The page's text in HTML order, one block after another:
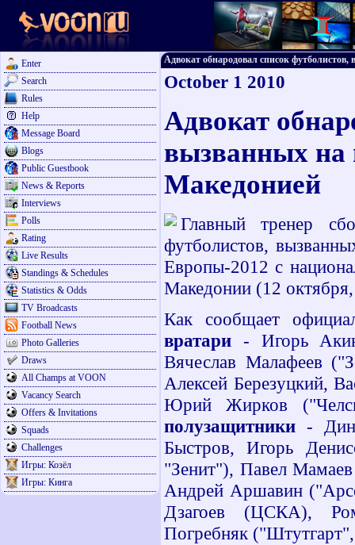
Enter
Search
Rules
Help
Message Board
Blogs
Public Guestbook
News & Reports
Interviews
Polls
Rating
Live Results
Standings & Schedules
Statistics & Odds
TV Broadcasts
Football News
Photo Galleries
Draws
All Champs at VOON
Vacancy Search
Offers & Invitations
Squads
Challenges
Игры: Козёл
Игры: Кинга
Адвокат обнародовал список
October 1 2010
Адвокат
вызванных на
Македонией
Главный тренер
футболистов,
Европы-2012 с
Македонии (12
Как сообщает
вратари - Игорь
Вячеслав Малафеев
Алексей Березуцкий,
Юрий Жирков
полузащитники -
Быстров, Игорь
"Зенит"), Павел
Андрей Аршавин
Дзагоев (ЦСКА),
Погребняк